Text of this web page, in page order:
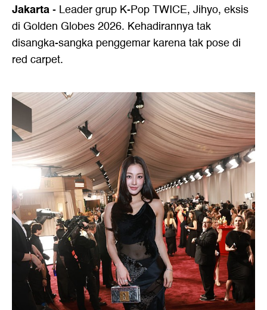
Jakarta- Leader grup K-Pop TWICE, Jihyo, eksis
di Golden Globes 2026. Kehadirannya tak
disangka-sangka penggemar karena tak pose di
red carpet.